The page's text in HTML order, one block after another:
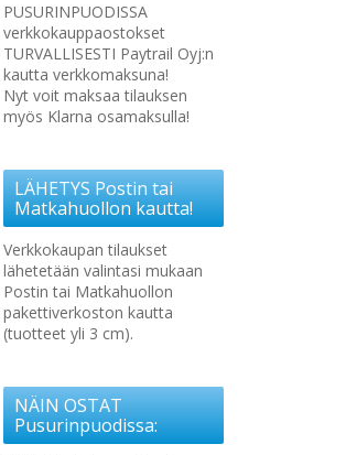
PUSURINPUODISSA
verkkokauppaostokset
TURVALLISESTI Paytrail Oyj:n
kautta verkkomaksuna!
Nyt voit maksaa tilauksen
myös Klarna osamaksulla!
LÄHETYS Postin tai
Matkahuollon kautta!
Verkkokaupan tilaukset
lähetetään valintasi mukaan
Postin tai Matkahuollon
pakettiverkoston kautta
(tuotteet yli 3 cm).
NÄIN OSTAT
Pusurinpuodissa: